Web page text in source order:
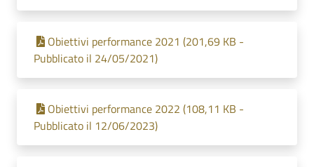
Obiettivi performance 2021 (201,69 KB -
Pubblicato il 24/05/2021)
Obiettivi performance 2022 (108,11 KB -
Pubblicato il 12/06/2023)